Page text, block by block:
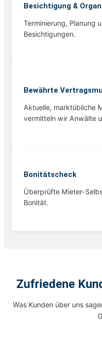
Besichtigung &
Terminierung, Planung
Besichtigungen.
Bewährte
Aktuelle, marktübliche
vermitteln wir Anwälte
Bonitätscheck
Überprüfte Mieter-
Bonität.
Zufriedene
Was Kunden über uns